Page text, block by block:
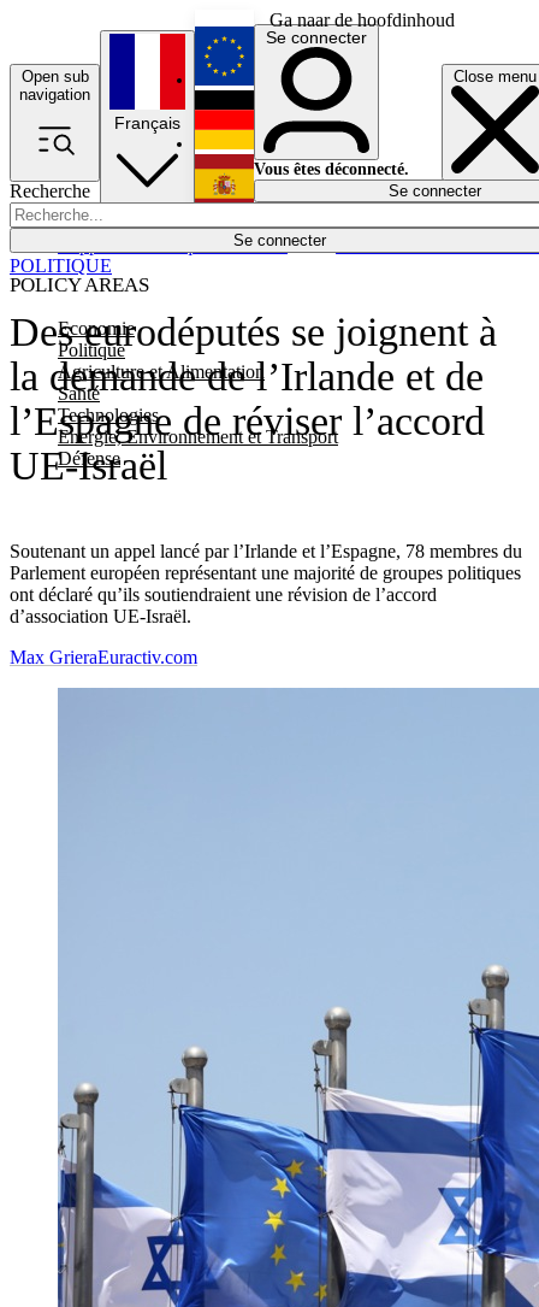
Ga naar de hoofdinhoud
Open sub
navigation
Close menu
Recherche
Se connecter
POLICY AREAS
Economie
Politique
Agriculture et Alimentation
Santé
Technologies
Energie, Environnement et Transport
Défense
Économie
Français
English
Deutsch
Español
Se connecter
Vous êtes déconnecté.
Se connecter
Des eurodéputés se joignent à
la demande de l’Irlande et de
l’Espagne de réviser l’accord
UE-Israël
Soutenant un appel lancé par l’Irlande et l’Espagne, 78 membres du
Parlement européen représentant une majorité de groupes politiques
ont déclaré qu’ils soutiendraient une révision de l’accord
d’association UE-Israël.
POLITIQUE
Max GrieraEuractiv.com